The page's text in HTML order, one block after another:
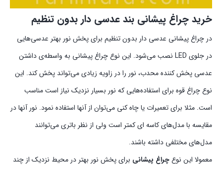
خرید چراغ پیشانی بند عدسی دار بدون تنظیم
در چراغ پیشانی عدسی دار بدون تنظیم برای پخش نور بهتر عدسی‌هایی
در جلوی LED نصب می‌شود. این نوع چراغ‌ پیشانی به واسطه‌ي داشتن
عدسی پخش کننده محدب، نور را در زاویه زیادی می‌تواند پخش کند. این
نوع چراغ قوه برای استفاده‌هایی که نور بسیار نزدیک نیاز است مناسب
است. مثلا برای تعمیرات یا چاه کنی می‌توان از آنها استفاده نمود. نور آنها در
مقایسه با مدل‌های کاسه ای کمتر است ولی از نظر باتری می‌توانند
مدل‌های مختلفی داشته باشند.
معمولا این نوعچراغ پیشانی برای پخش نور بهتر در محیط نزدیک از چند